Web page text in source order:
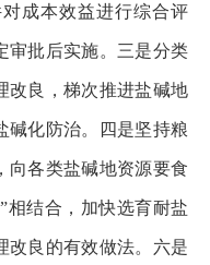
成本效益进行综合评
审批后实施。三是分类
改良，梯次推进盐碱地
碱化防治。四是坚持粮
向各类盐碱地资源要食
相结合，加快选育耐盐
改良的有效做法。六是